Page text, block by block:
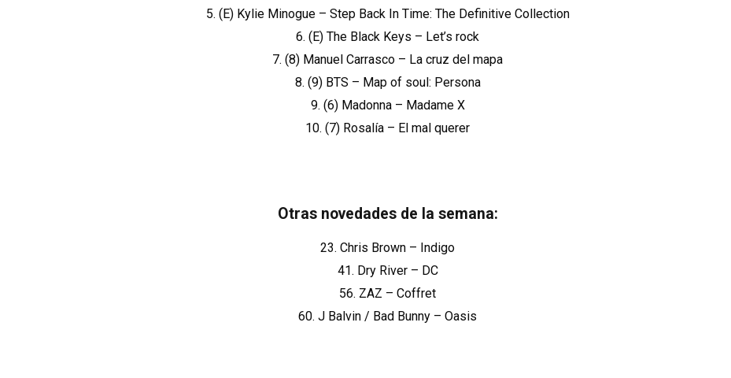
5. (E) Kylie Minogue – Step Back In Time: The Definitive Collection
6. (E) The Black Keys – Let’s rock
7. (8) Manuel Carrasco – La cruz del mapa
8. (9) BTS – Map of soul: Persona
9. (6) Madonna – Madame X
10. (7) Rosalía – El mal querer
Otras novedades de la semana:
23. Chris Brown – Indigo
41. Dry River – DC
56. ZAZ – Coffret
60. J Balvin / Bad Bunny – Oasis